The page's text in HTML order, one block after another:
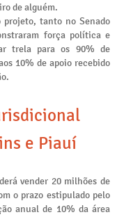
de alguém.
projeto, tanto no Senado
força política e
trela para os 90% de
10% de apoio recebido
e Piauí
vender 20 milhões de
o prazo estipulado pelo
anual de 10% da área